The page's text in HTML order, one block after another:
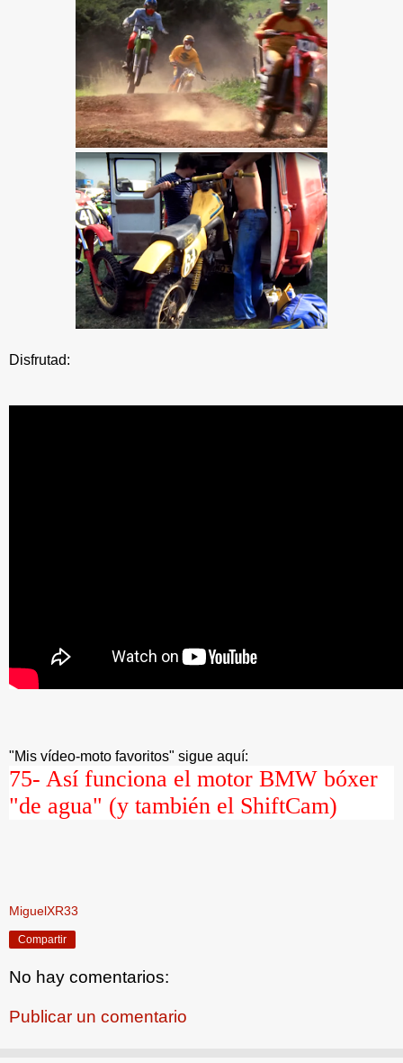
Disfrutad:
"Mis vídeo-moto favoritos" sigue aquí:
75- Así funciona el motor BMW bóxer
"de agua" (y también el ShiftCam)
MiguelXR33
Compartir
No hay comentarios:
Publicar un comentario